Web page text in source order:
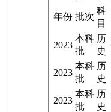
年份 批次
科
目
2023
本科
批
历
史
2023
本科
批
历
史
2023
本科
批
历
史